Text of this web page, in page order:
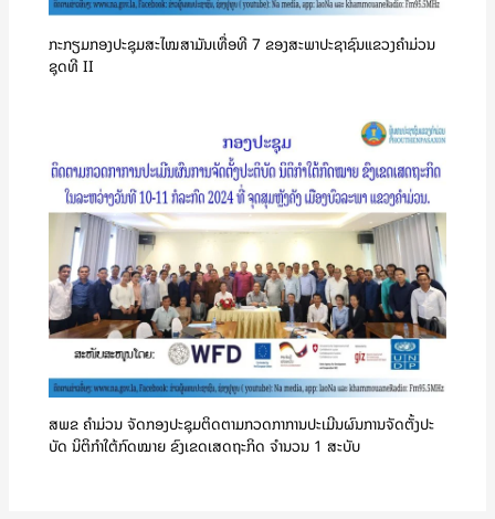
ກະກຽມກອງປະຊຸມສະໄໝສາມັນເທື່ອທີ 7 ຂອງສະພາປະຊາຊົນແຂວງຄໍາມ່ວນ
ຊຸດທີ II
ສພຂ ຄໍາມ່ວນ ຈັດກອງປະຊຸມຕິດຕາມກວດກາການປະເມີນຜົນການຈັດຕັ້ງປະ
ບັດ ນິຕິກຳໃຕ້ກົດໝາຍ ຂົງເຂດເສດຖະກິດ ຈໍານວນ 1 ສະບັບ